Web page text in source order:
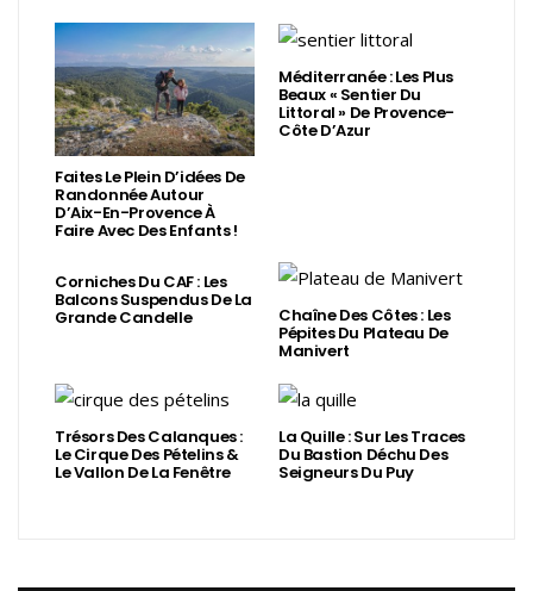
Faites Le Plein D’idées De
Randonnée Autour
D’Aix-En-Provence À
Faire Avec Des Enfants !
Méditerranée : Les Plus
Beaux « Sentier Du
Littoral » De Provence-
Côte D’Azur
Corniches Du CAF : Les
Balcons Suspendus De La
Grande Candelle Chaîne Des Côtes : Les
Pépites Du Plateau De
Manivert
Trésors Des Calanques :
Le Cirque Des Pételins &
Le Vallon De La Fenêtre
La Quille : Sur Les Traces
Du Bastion Déchu Des
Seigneurs Du Puy